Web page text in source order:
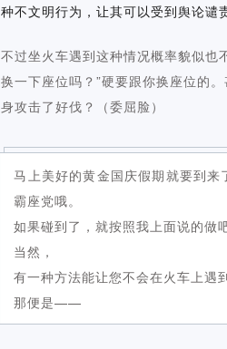
种不文明行为，让其可以受到舆论谴
不过坐火车遇到这种情况概率貌似也
换一下座位吗？”硬要跟你换座位的
身攻击了好伐？（委屈脸）
马上美好的黄金国庆假期就要到
霸座党哦。
如果碰到了，就按照我上面说的做
当然，
有一种方法能让您不会在火车上遇
那便是——